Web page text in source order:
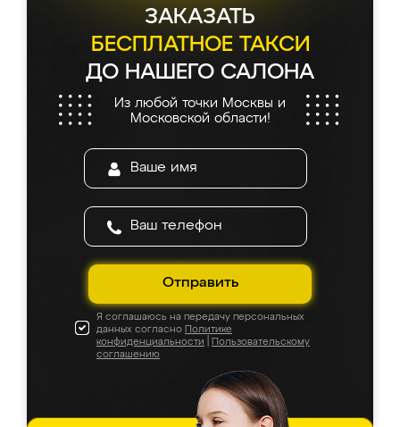
ЗАКАЗАТЬ
БЕСПЛАТНОЕ ТАКСИ
ДО НАШЕГО САЛОНА
Из любой точки Москвы и
Московской области!
Отправить
Я соглашаюсь на передачу персональных
данных согласно Политике
конфиденциальности
Пользовательскому
соглашению